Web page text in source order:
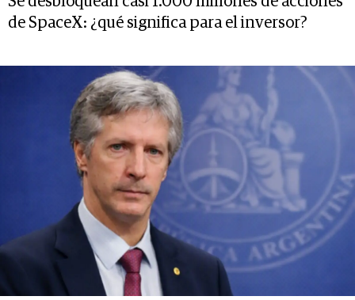
de SpaceX: ¿qué significa para el inversor?